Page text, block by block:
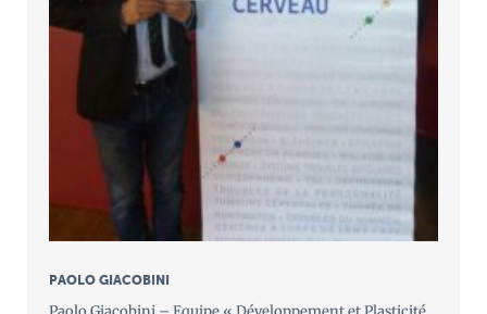
PAOLO GIACOBINI